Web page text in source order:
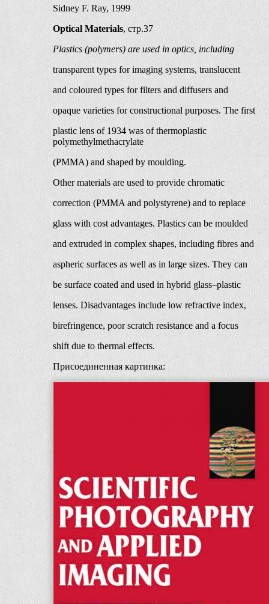
Sidney F. Ray, 1999
Optical Materials, стр.37
Plastics (polymers) are used in optics, including
transparent types for imaging systems, translucent
and coloured types for filters and diffusers and
opaque varieties for constructional purposes. The first
plastic lens of 1934 was of thermoplastic
polymethylmethacrylate
(PMMA) and shaped by moulding.
Other materials are used to provide chromatic
correction (PMMA and polystyrene) and to replace
glass with cost advantages. Plastics can be moulded
and extruded in complex shapes, including fibres and
aspheric surfaces as well as in large sizes. They can
be surface coated and used in hybrid glass–plastic
lenses. Disadvantages include low refractive index,
birefringence, poor scratch resistance and a focus
shift due to thermal effects.
Присоединенная картинка: